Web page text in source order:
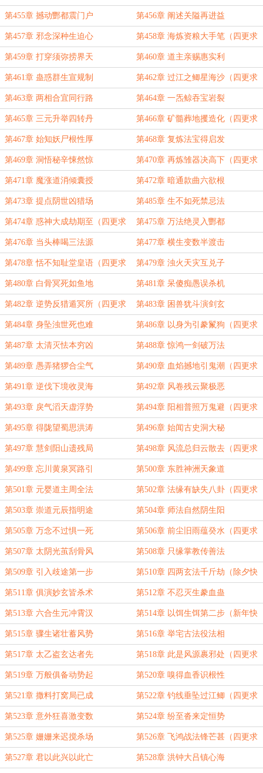
订！）
第455章 撼动酆都震门户 第456章 阐述关隘再进益
第457章 邪念深种生迫心 第458章 海炼资粮大手笔（四更求
订！）
第459章 打穿须弥捞界天 第460章 道主亲赐惠实利
第461章 蛊惑群生宣规制 第462章 过江之鲫星海沙（四更求
订！）
第463章 两相合宜同行路 第464章 一炁鲸吞宝岩裂
第465章 三元升举四转丹 第466章 矿髓葬地攫造化（四更求
订！）
第467章 始知妖尸根性厚 第468章 复炼法宝得启发
第469章 洞悟秘辛悚然惊 第470章 再炼雏器决高下（四更求
订！）
第471章 魔涨道消倾囊授 第472章 暗通款曲六欲根
第473章 提点阴世凶猎场 第485章 生不如死禁忌法
第474章 惑神大成劫期至（四更求
订！）
第475章 万法绝灵入酆都
第476章 当头棒喝三法源 第477章 横生变数半渡击
第478章 恬不知耻堂皇语（四更求
订！）
第479章 浊火天灾互兑子
第480章 白骨冥死如鱼地 第481章 呆傻痴愚误杀机
第482章 逆势反猎遁冥所（四更求
订！）
第483章 困兽犹斗演剑玄
第484章 身坠浊世死也难 第486章 以身为引豢鬣狗（四更求
订！）
第487章 太清灭怯本穷凶 第488章 惊鸿一剑破万法
第489章 愚弄猪猡合尘气 第490章 血焰撼地引鬼潮（四更求
订！）
第491章 逆伐下境收灵海 第492章 风卷残云聚极恶
第493章 戾气滔天虚浮势 第494章 阳相普照万鬼避（四更求
订！）
第495章 得陇望蜀思洪涛 第496章 始闻古史洞大秘
第497章 慧剑阳山遗残局 第498章 风流总归云散去（四更求
订！）
第499章 忘川黄泉冥路引 第500章 东胜神洲天象道
第501章 元婴道主周全法 第502章 法缘有缺失八卦（四更求
订！）
第503章 崇道元辰指明途 第504章 师法自然阴生阳
第505章 万念不过惧一死 第506章 前尘旧雨蕴癸水（四更求
订！）
第507章 太阴光茧刮骨风 第508章 只缘掌教传善法
第509章 引入歧途第一步 第510章 四两玄法千斤劫（除夕快
乐！）
第511章 俱演妙玄皆杀术 第512章 不忍灭生豢血蛊
第513章 六合生元冲霄汉 第514章 以饵生饵第二步（新年快
乐！）
第515章 骤生诸壮蓄风势 第516章 举宅古法役法相
第517章 太乙盗玄达者先 第518章 此是风源裹邪处（四更求
订！）
第519章 万般俱备动势起 第520章 嗅得血香识根性
第521章 撒料打窝局已成 第522章 钓线垂坠过江鲫（四更求
订！）
第523章 意外狂喜激变数 第524章 纷至沓来定恒势
第525章 姗姗来迟搅杀场 第526章 飞鸿战法锋芒甚（四更求
订！）
第527章 君以此兴以此亡 第528章 洪钟大吕镇心海